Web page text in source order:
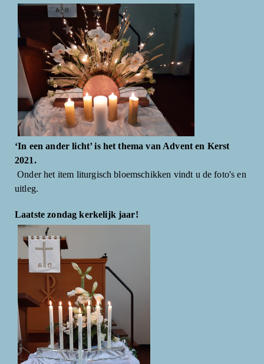
‘In een ander licht’ is het thema van Advent en Kerst
2021.
Onder het item liturgisch bloemschikken vindt u de foto's en
uitleg.
Laatste zondag kerkelijk jaar!